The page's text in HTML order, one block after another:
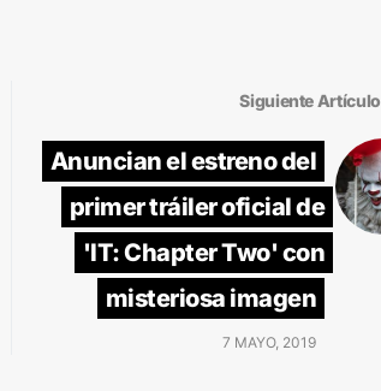
Siguiente Artículo
Anuncian el estreno del
primer tráiler oficial de
'IT: Chapter Two' con
misteriosa imagen
7 MAYO, 2019